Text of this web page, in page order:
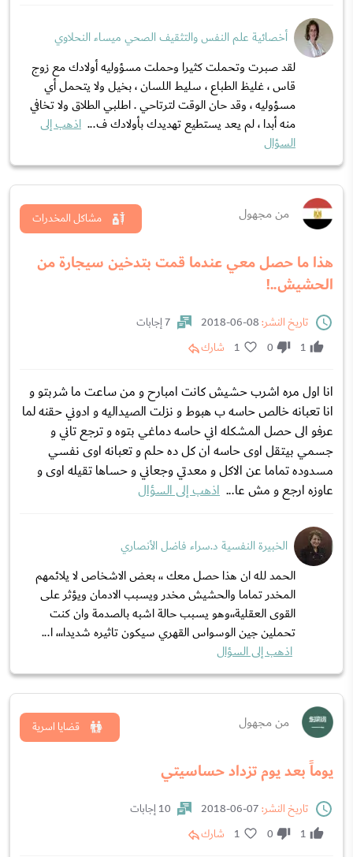
أخصائية علم النفس والتثقيف الصحي ميساء النحلاوي
لقد صبرت وتحملت كثيرا وحملت مسؤوليه أولادك مع زوج
قاس ، غليظ الطباع ، سليط اللسان ، بخيل ولا يتحمل أي
مسؤوليه ، وقد حان الوقت لترتاحي . اطلبي الطلاق ولا تخافي
منه أبدا ، لم يعد يستطيع تهديدك بأولادك ف... اذهب إلى
السؤال
من مجهول
هذا ما حصل معي عندما قمت بتدخين سيجارة من
الحشيش..!
مشاكل المخدرات
تاريخ النشر:
7 إجابات
1
0
1 شارك
انا اول مره اشرب حشيش كانت امبارح و من ساعت ما شربتو و
انا تعبانه خالص حاسه ب هبوط و نزلت الصيداليه و ادوني حقنه لما
عرفو الى حصل المشكله اني حاسه دماغي بتوه و ترجع تاني و
جسمي بيتقل اوى حاسه ان كل ده حلم و تعبانه اوى نفسي
مسدوده تماما عن الاكل و معدتي وجعاني و حساها تقيله اوى و
عاوزه ارجع و مش عا... اذهب إلى السؤال
الخبيرة النفسية د.سراء فاضل الأنصاري
الحمد لله ان هذا حصل معك ،، بعض الاشخاص لا يلائمهم
المخدر تماما والحشيش مخدر ويسبب الادمان ويؤثر على
القوى العقلية،،وهو يسبب حالة اشبه بالصدمة وان كنت
تحملين جين الوسواس القهري سيكون تاثيره شديدا،،، ا...
اذهب إلى السؤال
من مجهول
يوماً بعد يوم تزداد حساسيتي
قضايا اسرية
تاريخ النشر:
10 إجابات
1
0
1 شارك